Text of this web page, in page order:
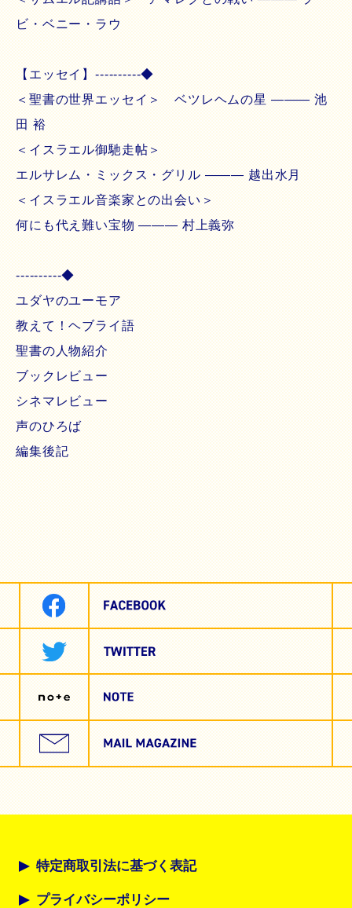
ビ・ベニー・ラウ
【エッセイ】----------◆
＜聖書の世界エッセイ＞ ベツレヘムの星 ――― 池
田 裕
＜イスラエル御馳走帖＞
エルサレム・ミックス・グリル ――― 越出水月
＜イスラエル音楽家との出会い＞
何にも代え難い宝物 ――― 村上義弥
----------◆
ユダヤのユーモア
教えて！ヘブライ語
聖書の人物紹介
ブックレビュー
シネマレビュー
声のひろば
編集後記
特定商取引法に基づく表記
プライバシーポリシー